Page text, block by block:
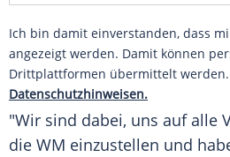
Ich bin damit einverstanden, dass
angezeigt werden. Damit können
Drittplattformen übermittelt werden.
Datenschutzhinweisen.
"Wir sind dabei, uns auf alle
die WM einzustellen und